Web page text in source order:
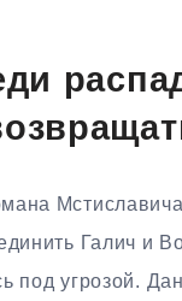
Галич и
под угрозой.